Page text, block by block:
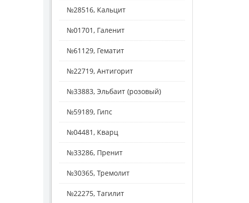
№28516, Кальцит
№01701, Галенит
№61129, Гематит
№22719, Антигорит
№33883, Эльбаит (розовый)
№59189, Гипс
№04481, Кварц
№33286, Пренит
№30365, Тремолит
№22275, Тагилит